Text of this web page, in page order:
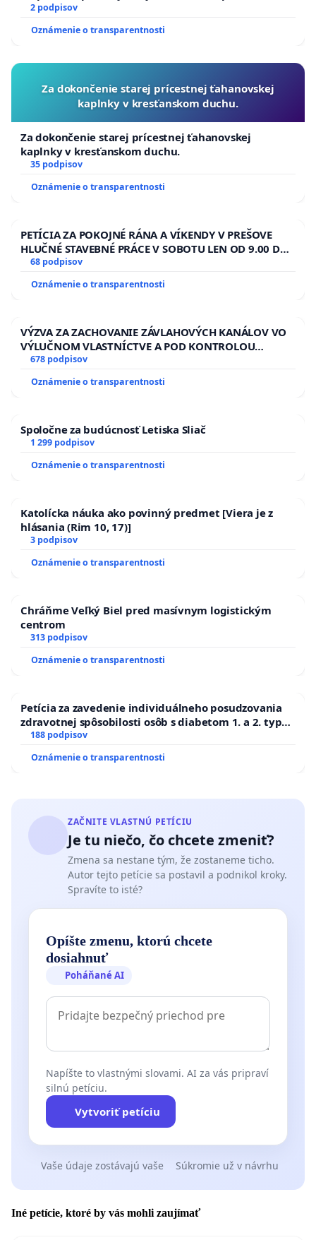
2 podpisov
Oznámenie o transparentnosti
Za dokončenie starej prícestnej ťahanovskej
kaplnky v kresťanskom duchu.
Za dokončenie starej prícestnej ťahanovskej
kaplnky v kresťanskom duchu.
35 podpisov
Oznámenie o transparentnosti
PETÍCIA ZA POKOJNÉ RÁNA A VÍKENDY V PREŠOVE
HLUČNÉ STAVEBNÉ PRÁCE V SOBOTU LEN OD 9.00 DO
13.00 HOD., CEZ PRACOVNÝ TÝŽDEŇ CIEĽ 8.00 – 18.00
ĎUMBIERSKEJ/MAGU
68 podpisov
Oznámenie o transparentnosti
VÝZVA ZA ZACHOVANIE ZÁVLAHOVÝCH KANÁLOV VO
VÝLUČNOM VLASTNÍCTVE A POD KONTROLOU
SLOVENSKEJ REPUBLIKY & žiadosť na riešenie
kanálov na Slovensku
678 podpisov
Oznámenie o transparentnosti
Spoločne za budúcnosť Letiska Sliač
1 299 podpisov
Oznámenie o transparentnosti
Katolícka náuka ako povinný predmet [Viera je z
hlásania (Rim 10, 17)]
3 podpisov
Oznámenie o transparentnosti
Chráňme Veľký Biel pred masívnym logistickým
centrom
313 podpisov
Oznámenie o transparentnosti
Petícia za zavedenie individuálneho posudzovania
zdravotnej spôsobilosti osôb s diabetom 1. a 2. typu
pri prijímaní do Policajného zboru SR
188 podpisov
Oznámenie o transparentnosti
ZAČNITE VLASTNÚ PETÍCIU
Je tu niečo, čo chcete zmeniť?
Zmena sa nestane tým, že zostaneme ticho.
Autor tejto petície sa postavil a podnikol kroky.
Spravíte to isté?
Opíšte zmenu, ktorú chcete
dosiahnuť
Poháňané AI
Napíšte to vlastnými slovami. AI za vás pripraví
silnú petíciu.
Vytvoriť petíciu
Vaše údaje zostávajú vaše Súkromie už v návrhu
Iné petície, ktoré by vás mohli zaujímať